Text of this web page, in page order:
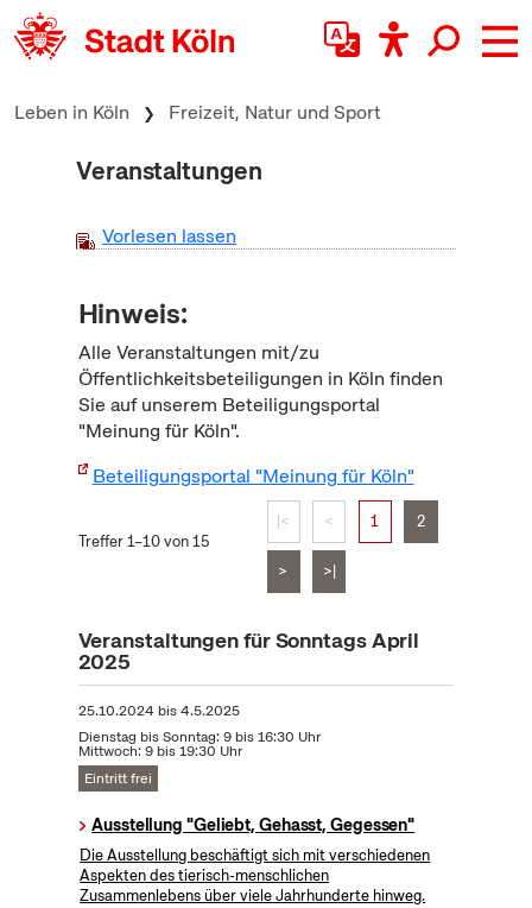
zum Inhalt springen
Leben in Köln Freizeit, Natur und Sport
Veranstaltungen
Vorlesen lassen
Hinweis:
Alle Veranstaltungen mit/zu
Öffentlichkeitsbeteiligungen in Köln finden
Sie auf unserem Beteiligungsportal
"Meinung für Köln".
Beteiligungsportal "Meinung für Köln"
Treffer 1–10 von 15
|< < 1 2
> >|
Veranstaltungen für Sonntags April
2025
25.10.2024 bis4.5.2025
Dienstag bis Sonntag: 9 bis 16:30 Uhr
Mittwoch: 9 bis 19:30 Uhr
Eintritt frei
Ausstellung "Geliebt, Gehasst, Gegessen"
Die Ausstellung beschäftigt sich mit verschiedenen
Aspekten des tierisch-menschlichen
Zusammenlebens über viele Jahrhunderte hinweg.